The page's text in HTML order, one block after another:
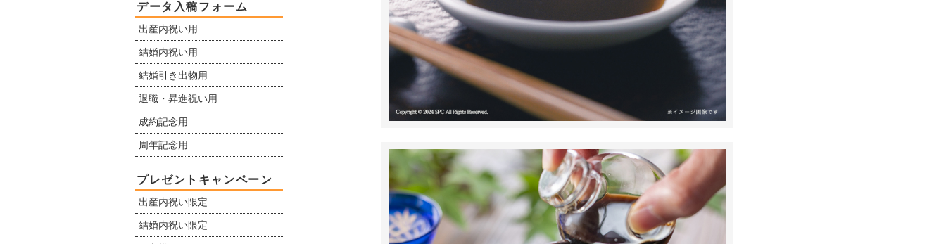
データ入稿フォーム
出産内祝い用
結婚内祝い用
結婚引き出物用
退職・昇進祝い用
成約記念用
周年記念用
プレゼントキャンペーン
出産内祝い限定
結婚内祝い限定